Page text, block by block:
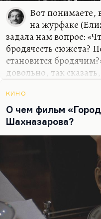
Вот понимаете,
на журфаке
задала нам вопрос:
бродячесть сюжета?
становится
довольно, так
должен быть
предполагать
концепций в одну и
классический
рассматривал его, у
«Крысолова» на
крысолове. Ну, я
пьесу Слепаковой
Крысолов выступает
иногда —…
КИНО
О чем фильм
Шахназарова?